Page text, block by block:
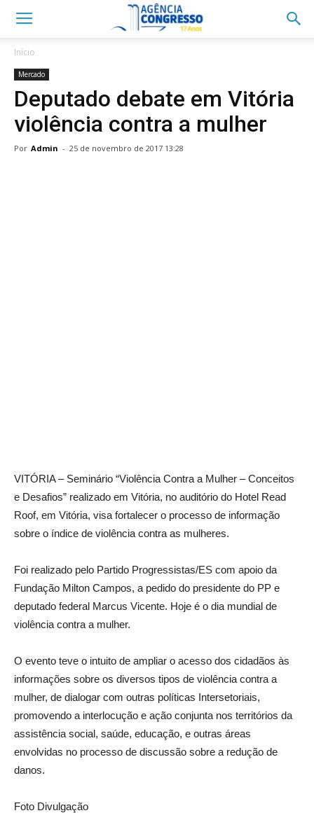
Início
Mercado
Deputado debate em Vitória
violência contra a mulher
Por Admin - 25 de novembro de 2017 13:28
VITÓRIA – Seminário “Violência Contra a Mulher – Conceitos
e Desafios” realizado em Vitória, no auditório do Hotel Read
Roof, em Vitória, visa fortalecer o processo de informação
sobre o índice de violência contra as mulheres.
Foi realizado pelo Partido Progressistas/ES com apoio da
Fundação Milton Campos, a pedido do presidente do PP e
deputado federal Marcus Vicente. Hoje é o dia mundial de
violência contra a mulher.
O evento teve o intuito de ampliar o acesso dos cidadãos às
informações sobre os diversos tipos de violência contra a
mulher, de dialogar com outras políticas Intersetoriais,
promovendo a interlocução e ação conjunta nos territórios da
assistência social, saúde, educação, e outras áreas
envolvidas no processo de discussão sobre a redução de
danos.
Foto Divulgação